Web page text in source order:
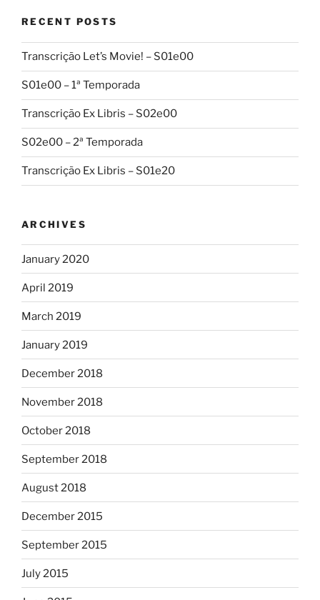
RECENT POSTS
Transcrição Let’s Movie! – S01e00
S01e00 – 1ª Temporada
Transcrição Ex Libris – S02e00
S02e00 – 2ª Temporada
Transcrição Ex Libris – S01e20
ARCHIVES
January 2020
April 2019
March 2019
January 2019
December 2018
November 2018
October 2018
September 2018
August 2018
December 2015
September 2015
July 2015